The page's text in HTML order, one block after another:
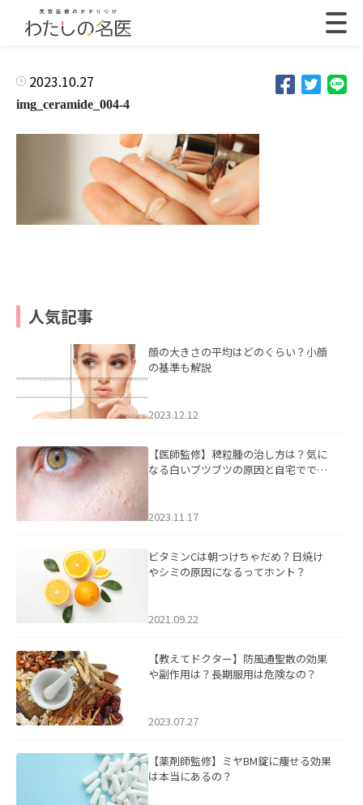
2023.10.27
img_ceramide_004-4
人気記事
顔の大きさの平均はどのくらい？小顔
の基準も解説
2023.12.12
【医師監修】稗粒腫の治し方は？気に
なる白いブツブツの原因と自宅ででき
2023.11.17
ビタミンCは朝つけちゃだめ？日焼け
やシミの原因になるってホント？
2021.09.22
【教えてドクター】防風通聖散の効果
や副作用は？長期服用は危険なの？
2023.07.27
【薬剤師監修】ミヤBM錠に痩せる効果
は本当にあるの？